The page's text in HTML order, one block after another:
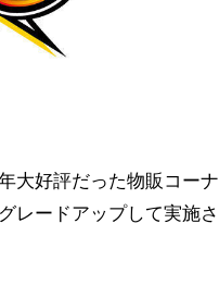
大好評だった物販コーナ
レードアップして実施さ